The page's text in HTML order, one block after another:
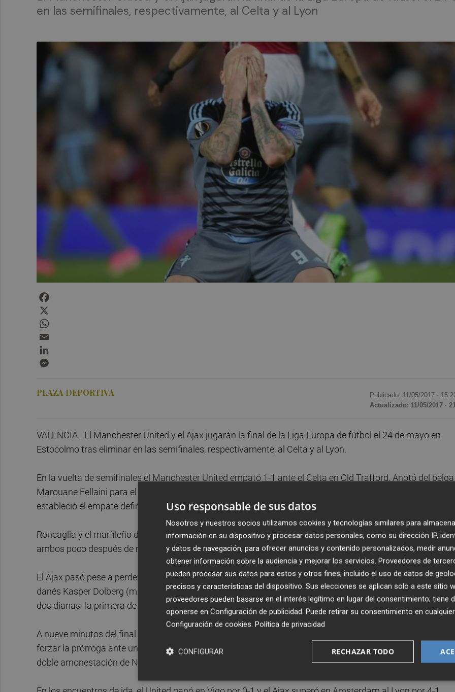
en las semifinales, respectivamente, al Celta y al Lyon
PLAZA DEPORTIVA Publicado: 11/05/2017 ·
Actualizado: 11/05/2017 ·
VALENCIA. El Manchester United y el Ajax jugarán la final de la Liga Europa de fútbol el 24 de mayo en
Estocolmo tras eliminar en las semifinales, respectivamente, al Celta y al Lyon.
En la vuelta de semifinales el Manchester United empató 1-1 ante el Celta en Old Trafford. Anotó del belga
Marouane Fellaini para el equipo inglés en el minuto 17 y, a cinco del final, el argentino Facundo Roncaglia
estableció el empate definitivo.
Roncaglia y el marfileño del United Eric Bailly fueron expulsados en el minuto 89 por un encontronazo
ambos poco después de marcar el argentino.
El Ajax pasó pese a perder por 3-1 en el campo del Lyon. El equipo holandés se adelantó con un tanto del
danés Kasper Dolberg (m.27), pero justo antes del descanso el cuadro francés dio la vuelta al marcador
dos dianas -la primera de penalti- de Alexandre Lacazette (45 y 45+).
A nueve minutos del final Rachid Ghezzal dio emoción a la eliminatoria al poner a su equipo a un tanto de
forzar la prórroga ante un equipo holandés que a siete del final se quedó con uno menos por la expulsión
doble amonestación de Nick Viergever.
Uso responsable de sus datos
Nosotros y nuestros socios utilizamos cookies y tecnologías similares para
información en su dispositivo y procesar datos personales, como su dirección IP,
y datos de navegación, para ofrecer anuncios y contenido personalizados, medir
obtener información sobre la audiencia y mejorar los servicios. Proveedores de
pueden procesar sus datos para estos y otros fines, incluido el uso de datos de
precisos y características del dispositivo. Sus elecciones se aplican solo a este sitio
proveedores pueden basarse en el interés legítimo en lugar del consentimiento; tiene
oponerse en Configuración de publicidad. Puede retirar su consentimiento en
Configuración de cookies. Política de privacidad
RECHAZAR TODO
CONFIGURAR